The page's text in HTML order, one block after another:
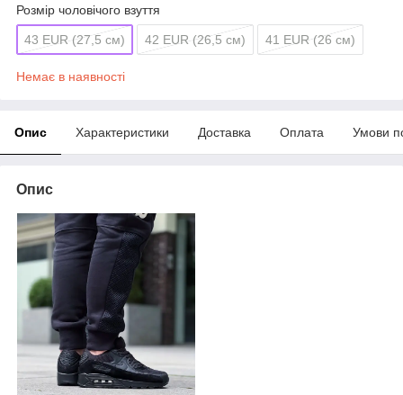
Розмір чоловічого взуття
43 EUR (27,5 см) 42 EUR (26,5 см) 41 EUR (26 см)
Немає в наявності
Опис Характеристики Доставка Оплата Умови
Опис